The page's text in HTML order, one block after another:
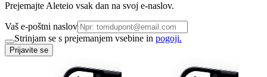
Prejemajte Aleteio vsak dan na svoj e-naslov.
Vaš e-poštni naslov
Strinjam se s prejemanjem vsebine in pogoji.
Prijavite se